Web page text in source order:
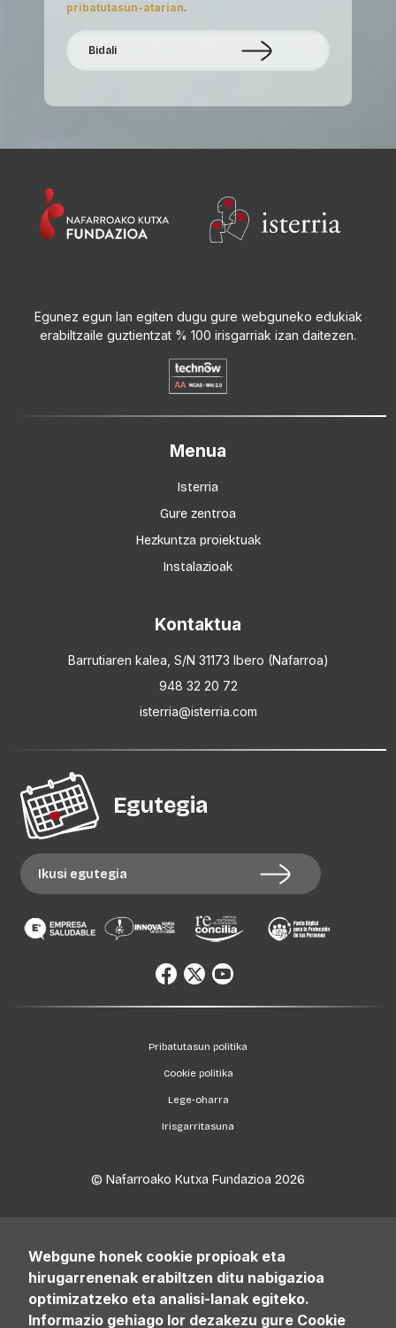
Webgune honek cookie propioak eta
hirugarrenenak erabiltzen ditu nabigazioa
optimizatzeko eta analisi-lanak egiteko.
Informazio gehiago lor dezakezu gure Cookie
pribatutasun-atarian.
Bidali
Egunez egun lan egiten dugu gure webguneko edukiak
erabiltzaile guztientzat % 100 irisgarriak izan daitezen.
Menua
Isterria
Gure zentroa
Hezkuntza proiektuak
Instalazioak
Kontaktua
Barrutiaren kalea, S/N 31173 Ibero (Nafarroa)
948 32 20 72
isterria@isterria.com
Egutegia
Ikusi egutegia
Pribatutasun politika
Cookie politika
Lege-oharra
Irisgarritasuna
© Nafarroako Kutxa Fundazioa 2026